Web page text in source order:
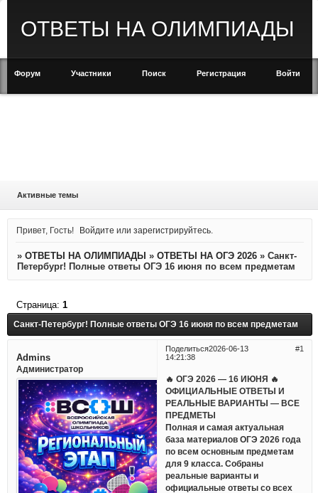
ОТВЕТЫ НА ОЛИМПИАДЫ
Форум Участники Поиск Регистрация Войти
Активные темы
Привет, Гость! Войдите илизарегистрируйтесь
» ОТВЕТЫ НА ОЛИМПИАДЫ » ОТВЕТЫ НА ОГЭ 2026 » Санкт-
Петербург! Полные ответы ОГЭ 16 июня по всем предметам
Санкт-Петербург! Полные ответы ОГЭ 16 июня по всем предметам
Страница: 1
Поделиться 1
2026-06-13
14:21:38
Admins
Администратор
🔥 ОГЭ 2026 — 16 ИЮНЯ 🔥
ОФИЦИАЛЬНЫЕ ОТВЕТЫ И
РЕАЛЬНЫЕ ВАРИАНТЫ — ВСЕ
ПРЕДМЕТЫ
Полная и самая актуальная
база материалов ОГЭ 2026 года
по всем основным предметам
для 9 класса. Собраны
реальные варианты и
официальные ответы со всех